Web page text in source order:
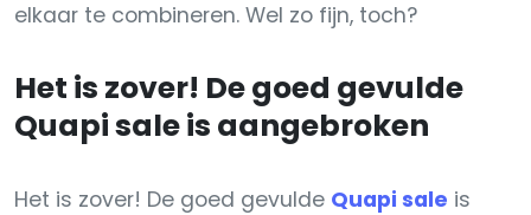
elkaar te combineren. Wel zo fijn, toch?
Het is zover! De goed gevulde
Quapi sale is aangebroken
Het is zover! De goed gevulde Quapi sale is